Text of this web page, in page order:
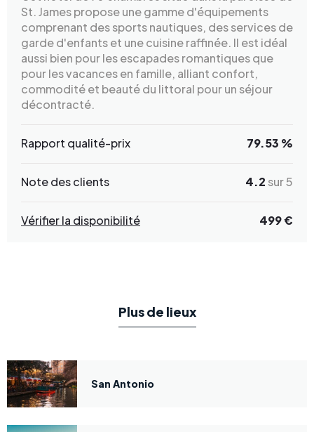
St. James propose une gamme d'équipements
comprenant des sports nautiques, des services de
garde d'enfants et une cuisine raffinée. Il est idéal
aussi bien pour les escapades romantiques que
pour les vacances en famille, alliant confort,
commodité et beauté du littoral pour un séjour
décontracté.
Rapport qualité-prix 79.53 %
Note des clients 4.2 sur 5
Vérifier la disponibilité 499 €
Plus de lieux
San Antonio